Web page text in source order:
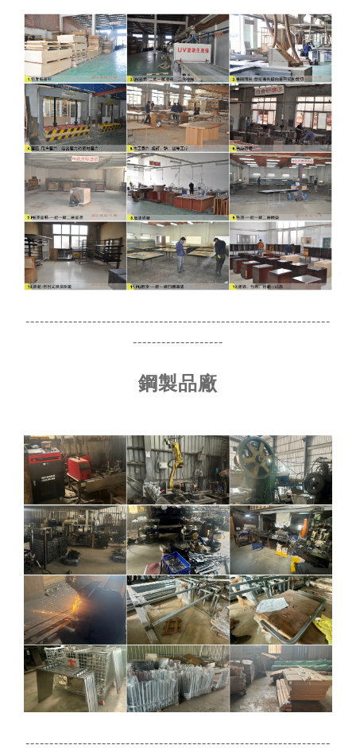
----------------------------------------------------------------
-------------------
鋼製品廠
----------------------------------------------------------------